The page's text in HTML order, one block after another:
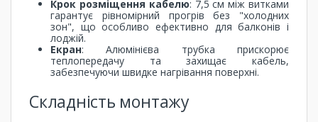
Крок розміщення кабелю: 7,5 см між витками
гарантує рівномірний прогрів без "холодних
зон", що особливо ефективно для балконів і
лоджій.
Екран: Алюмінієва трубка прискорює
теплопередачу та захищає кабель,
забезпечуючи швидке нагрівання поверхні.
Складність монтажу